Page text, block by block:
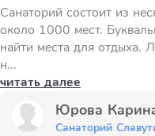
Санаторий состоит из
около 1000 мест.
найти места для отдыха.
н...
читать далее
Юрова
Санаторий